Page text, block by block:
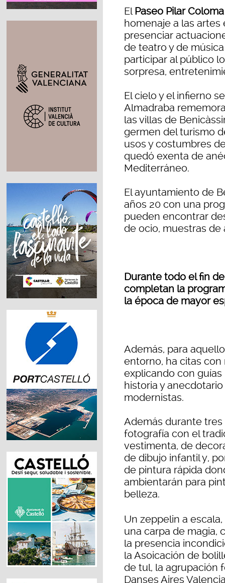
ElPaseo Pilar Coloma
homenaje a las
presenciar
de teatro y de
participar al público
sorpresa,
El cielo y el infierno
Almadraba
las villas de
germen del turismo
usos y costumbres
quedó exenta de
Mediterráneo.
El ayuntamiento de
años 20 con una
pueden encontrar
de ocio, muestras de
Durante todo el fin
completan la
la época de mayor
Además, para
entorno, ha citas
explicando con
historia y
modernistas.
Además durante
fotografía con el
vestimenta, de
de dibujo infantil y,
de pintura rápida
ambientarán para
belleza.
Un zeppelin a
una carpa de magia,
la presencia
la Asoicación de
de tul, la agrupación
Danses Aires